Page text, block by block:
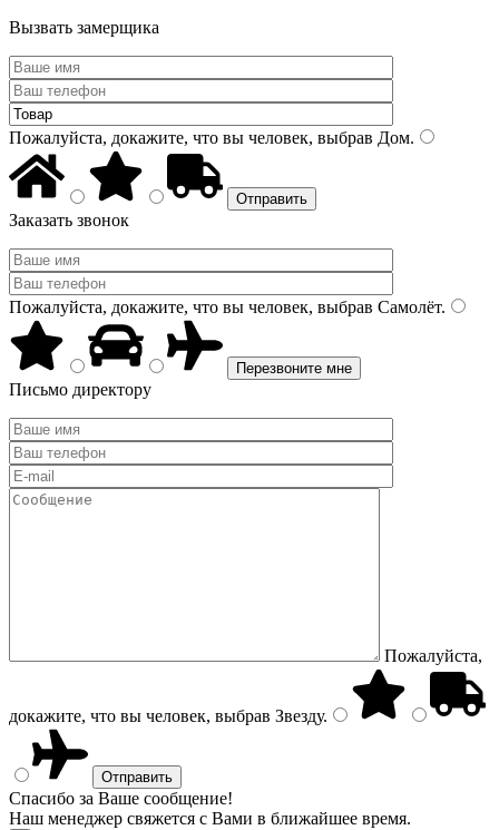
Вызвать замерщика
Пожалуйста, докажите, что вы человек, выбрав Дом.
Заказать звонок
Пожалуйста, докажите, что вы человек, выбрав Самолёт.
Письмо директору
Пожалуйста,
докажите, что вы человек, выбрав Звезду.
Спасибо за Ваше сообщение!
Наш менеджер свяжется с Вами в ближайшее время.